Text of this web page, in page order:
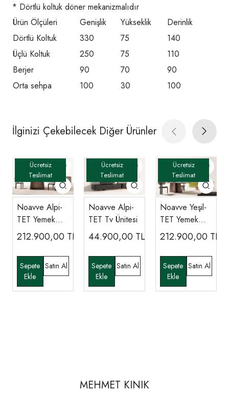
* Dörtlü koltuk döner mekanizmalıdır
Ürün Ölçüleri
Genişlik Yükseklik
Derinlik
Dörtlü Koltuk
330 75
140
Üçlü Koltuk
250 75
110
Berjer
90 70
90
Orta sehpa
100 30 100
İlginizi Çekebilecek Diğer Ürünler
Noavve Alpi-
TET Yemek
Odası
212.900,00 TL
Noavve Alpi-
TET Tv Ünitesi
44.900,00 TL
Noavve Yeşil-
TET Yemek
Odası
212.900,00 TL
MEHMET KINIK